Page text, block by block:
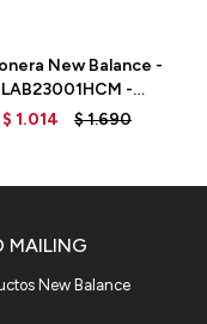
New Balance -
LAB23001HCM -
HONEYCOMB
$ 1.014 $1.690
MAILING
New Balance